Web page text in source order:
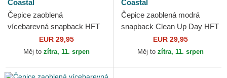
Coastal
Čepice zaoblená
vícebarevná snapback HFT
EUR 29,95
Měj to zítra, 11. srpen
Coastal
Čepice zaoblená modrá
snapback Clean Up Day HFT
EUR 29,95
Měj to zítra, 11. srpen